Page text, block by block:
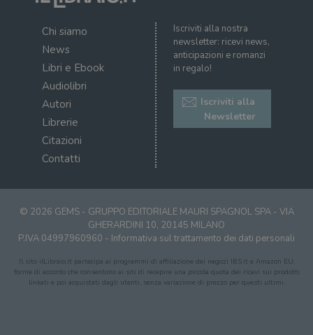
Chi siamo
News
Libri e Ebook
Audiolibri
Autori
Librerie
Citazioni
Contatti
Iscriviti alla nostra
newsletter: ricevi news,
anticipazioni e romanzi
in regalo!
Iscriviti alla
Newsletter
© 2026 GEMS - GRUPPO EDITORIALE MAURI SPAGNOL SPA - VIA
GHERARDINI 10, 20145 MILANO
P.IVA 04997960960 - Informativa sul trattamento dei dati personali
Il sito ilLibraio.it partecipa ai programmi di affiliazione dei negozi IBS.it e Amazon EU,
forme di accordo che consentono ai siti di recepire una piccola quota dei ricavi sui prodotti
linkati e poi acquistati dagli utenti, senza variazione di prezzo per questi ultimi.